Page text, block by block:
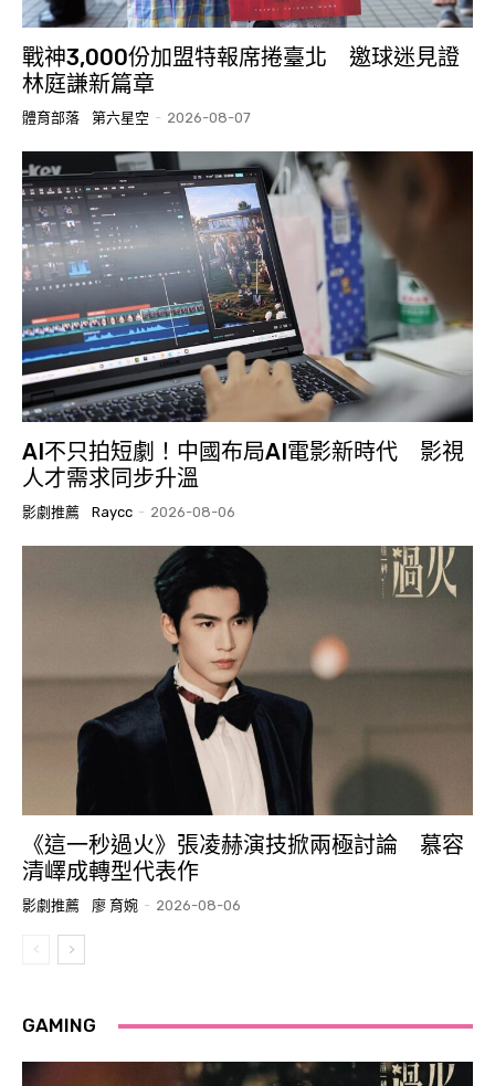
戰神3,000份加盟特報席捲臺北 邀球迷見證
林庭謙新篇章
體育部落 第六星空 - 2026-08-07
AI不只拍短劇！中國布局AI電影新時代 影視
人才需求同步升溫
影劇推薦 Raycc - 2026-08-06
《這一秒過火》張凌赫演技掀兩極討論 慕容
清嶧成轉型代表作
影劇推薦 廖 育婉 - 2026-08-06
GAMING